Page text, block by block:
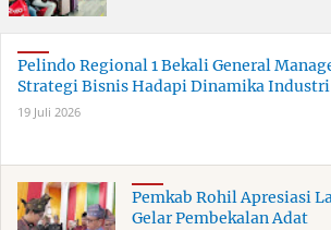
Pelindo Regional 1 Bekali General
Strategi Bisnis Hadapi Dinamika Industri
19 Juli 2026
Pemkab Rohil Apresiasi
Gelar Pembekalan Adat